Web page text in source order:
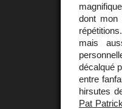
dont mon
mais
décalqué
entre
hirsutes
Pat Patrick